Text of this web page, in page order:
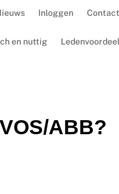
Inloggen Contact
en nuttig Ledenvoordeel
ABB?